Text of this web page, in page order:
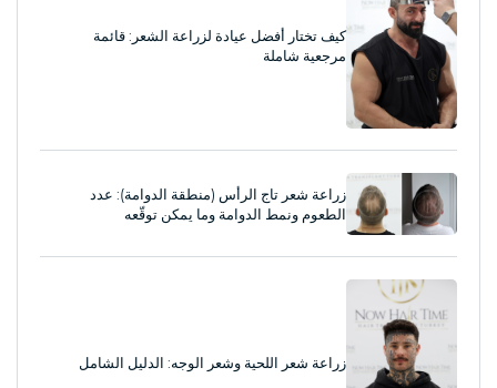
كيف تختار أفضل عيادة لزراعة الشعر: قائمة
مرجعية شاملة
زراعة شعر تاج الرأس (منطقة الدوامة): عدد
الطعوم ونمط الدوامة وما يمكن توقّعه
زراعة شعر اللحية وشعر الوجه: الدليل الشامل